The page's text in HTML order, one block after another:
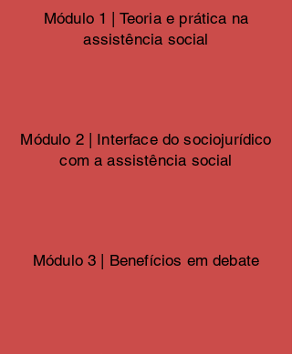
Módulo 1 | Teoria e prática na
assistência social
Módulo 2 | Interface do sociojurídico
com a assistência social
Módulo 3 | Benefícios em debate